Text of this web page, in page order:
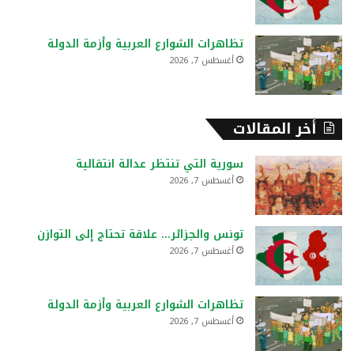
تظاهرات الشوارع العربية وأزمة الدولة
أغسطس 7, 2026
أخر المقالات
سورية التي تنتظر عدالة انتقالية
أغسطس 7, 2026
تونس والجزائر… علاقة تحتاج إلى التوازن
أغسطس 7, 2026
تظاهرات الشوارع العربية وأزمة الدولة
أغسطس 7, 2026